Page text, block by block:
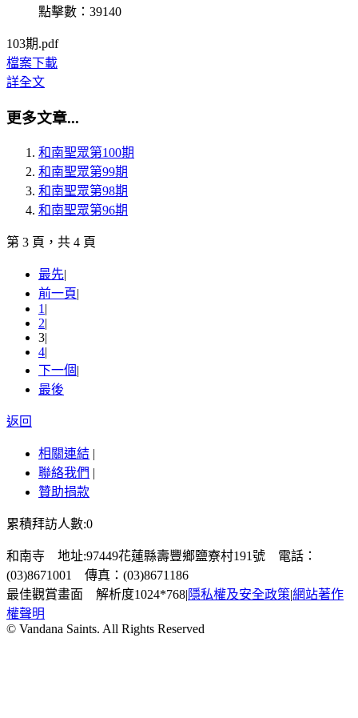
點擊數：39140
103期.pdf
檔案下載
詳全文
更多文章...
和南聖眾第100期
和南聖眾第99期
和南聖眾第98期
和南聖眾第96期
第 3 頁，共 4 頁
最先|
前一頁|
1 |
2|
3|
4|
下一個|
最後
返回
相關連結 |
聯絡我們 |
贊助捐款
累積拜訪人數:0
和南寺 地址:97449花蓮縣壽豐鄉鹽寮村191號 電話：
(03)8671001 傳真：(03)8671186
最佳觀賞畫面 解析度1024*768|隱私權及安全政策|網站著作
權聲明
© Vandana Saints. All Rights Reserved